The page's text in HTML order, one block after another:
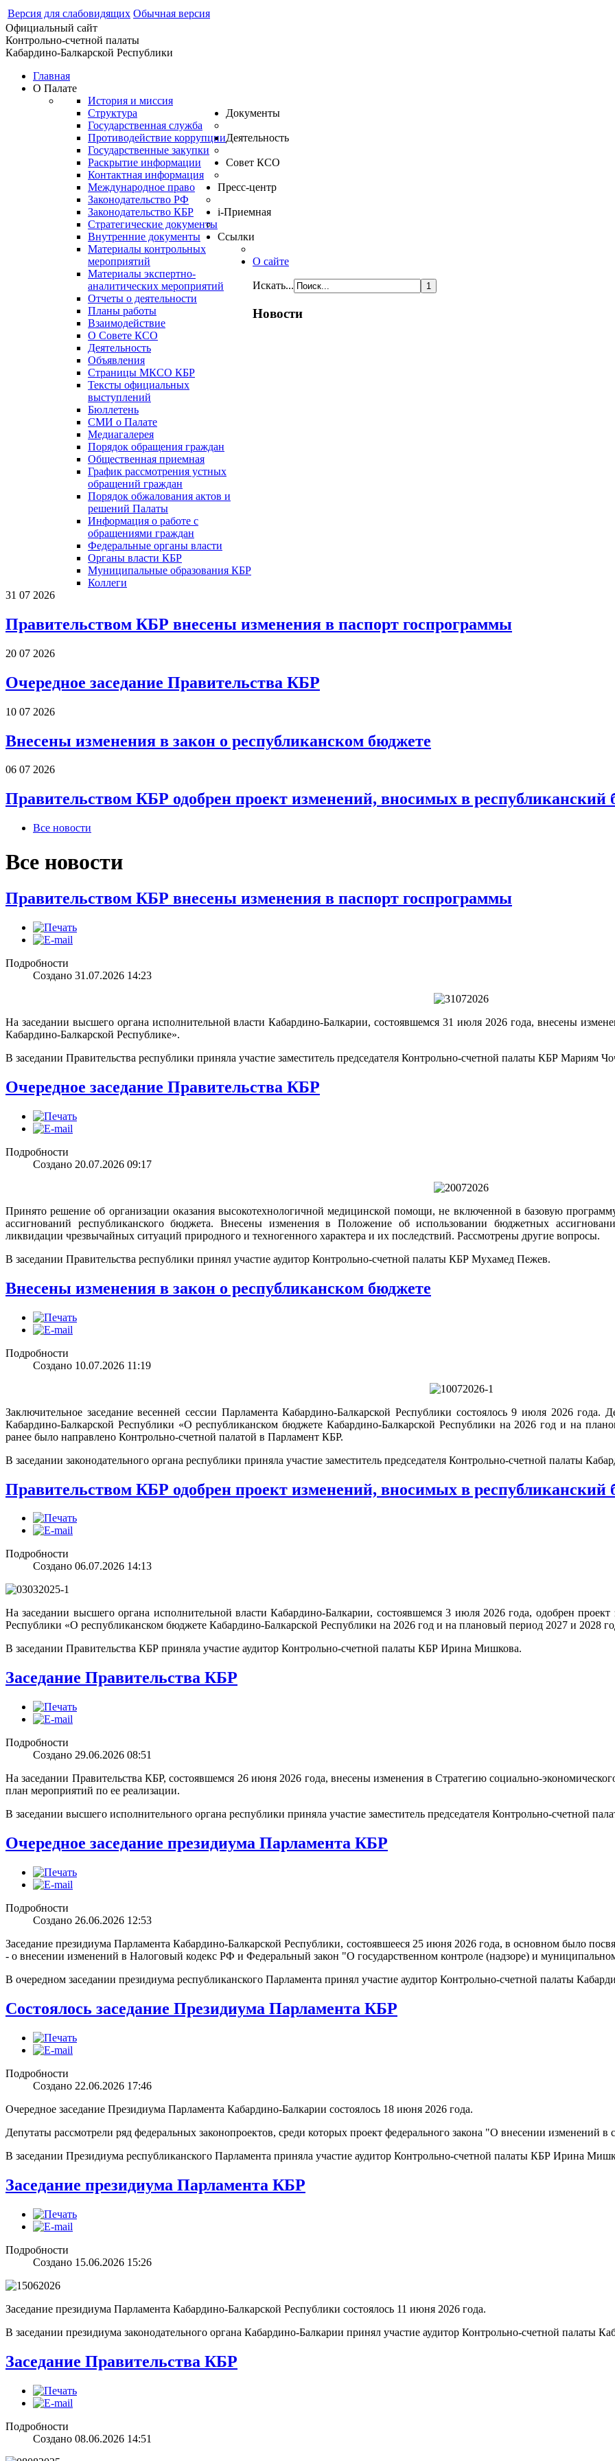
Версия для слабовидящих Обычная версия
Официальный сайт
Контрольно-счетной палаты
Кабардино-Балкарской Республики
Главная
О Палате
История и миссия
Структура
Государственная служба
Противодействие коррупции
Государственные закупки
Раскрытие информации
Контактная информация
Документы
Международное право
Законодательство РФ
Законодательство КБР
Стратегические документы
Внутренние документы
Деятельность
Материалы контрольных
мероприятий
Материалы экспертно-
аналитических мероприятий
Отчеты о деятельности
Планы работы
Взаимодействие
Совет КСО
О Совете КСО
Деятельность
Объявления
Страницы МКСО КБР
Пресс-центр
Тексты официальных
выступлений
Бюллетень
СМИ о Палате
Медиагалерея
i-Приемная
Порядок обращения граждан
Общественная приемная
График рассмотрения устных
обращений граждан
Порядок обжалования актов и
решений Палаты
Информация о работе с
обращениями граждан
Ссылки
Федеральные органы власти
Органы власти КБР
Муниципальные образования КБР
Коллеги
О сайте
Искать...
Новости
31 07 2026
Правительством КБР внесены изменения в паспорт госпрограммы
20 07 2026
Очередное заседание Правительства КБР
10 07 2026
Внесены изменения в закон о республиканском бюджете
06 07 2026
Правительством КБР одобрен проект изменений, вносимых в республиканский
Все новости
Все новости
Правительством КБР внесены изменения в паспорт госпрограммы
Подробности
Создано 31.07.2026 14:23
На заседании высшего органа исполнительной власти Кабардино-Балкарии, состоявшемся 31 июля 2026 года, внесены
Кабардино-Балкарской Республике».
В заседании Правительства республики приняла участие заместитель председателя Контрольно-счетной палаты КБР Мариям
Очередное заседание Правительства КБР
Подробности
Создано 20.07.2026 09:17
Принято решение об организации оказания высокотехнологичной медицинской помощи, не включенной в базовую
ассигнований республиканского бюджета. Внесены изменения в Положение об использовании бюджетных
ликвидации чрезвычайных ситуаций природного и техногенного характера и их последствий. Рассмотрены другие вопросы.
В заседании Правительства республики принял участие аудитор Контрольно-счетной палаты КБР Мухамед Пежев.
Внесены изменения в закон о республиканском бюджете
Подробности
Создано 10.07.2026 11:19
Заключительное заседание весенней сессии Парламента Кабардино-Балкарской Республики состоялось 9 июля 2026
Кабардино-Балкарской Республики «О республиканском бюджете Кабардино-Балкарской Республики на 2026 год и на
ранее было направлено Контрольно-счетной палатой в Парламент КБР.
В заседании законодательного органа республики приняла участие заместитель председателя Контрольно-счетной палаты
Правительством КБР одобрен проект изменений, вносимых в республиканский
Подробности
Создано 06.07.2026 14:13
На заседании высшего органа исполнительной власти Кабардино-Балкарии, состоявшемся 3 июля 2026 года, одобрен
Республики «О республиканском бюджете Кабардино-Балкарской Республики на 2026 год и на плановый период 2027 и 2028
В заседании Правительства КБР приняла участие аудитор Контрольно-счетной палаты КБР Ирина Мишкова.
Заседание Правительства КБР
Подробности
Создано 29.06.2026 08:51
На заседании Правительства КБР, состоявшемся 26 июня 2026 года, внесены изменения в Стратегию социально-
план мероприятий по ее реализации.
В заседании высшего исполнительного органа республики приняла участие заместитель председателя Контрольно-счетной
Очередное заседание президиума Парламента КБР
Подробности
Создано 26.06.2026 12:53
Заседание президиума Парламента Кабардино-Балкарской Республики, состоявшееся 25 июня 2026 года, в основном было
- о внесении изменений в Налоговый кодекс РФ и Федеральный закон "О государственном контроле (надзоре) и
В очередном заседании президиума республиканского Парламента принял участие аудитор Контрольно-счетной палаты
Состоялось заседание Президиума Парламента КБР
Подробности
Создано 22.06.2026 17:46
Очередное заседание Президиума Парламента Кабардино-Балкарии состоялось 18 июня 2026 года.
Депутаты рассмотрели ряд федеральных законопроектов, среди которых проект федерального закона "О внесении изменений
В заседании Президиума республиканского Парламента приняла участие аудитор Контрольно-счетной палаты КБР Ирина
Заседание президиума Парламента КБР
Подробности
Создано 15.06.2026 15:26
Заседание президиума Парламента Кабардино-Балкарской Республики состоялось 11 июня 2026 года.
В заседании президиума законодательного органа Кабардино-Балкарии принял участие аудитор Контрольно-счетной палаты
Заседание Правительства КБР
Подробности
Создано 08.06.2026 14:51